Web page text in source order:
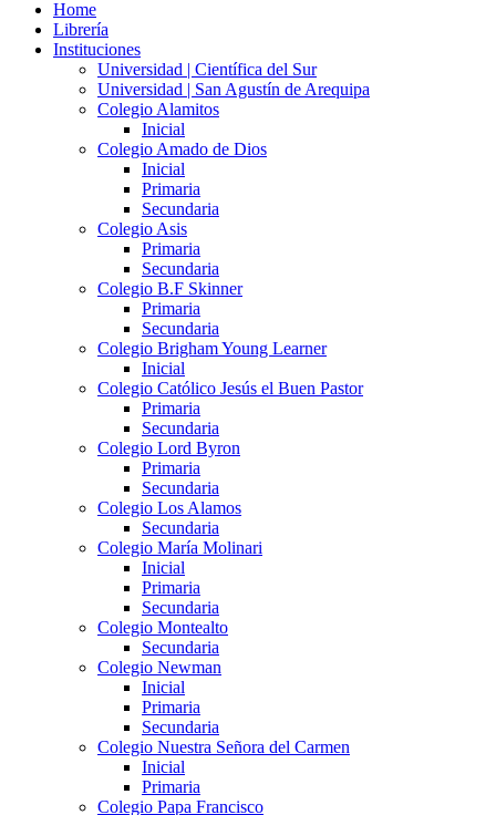
Home
Librería
Instituciones
Universidad | Científica del Sur
Universidad | San Agustín de Arequipa
Colegio Alamitos
Inicial
Colegio Amado de Dios
Inicial
Primaria
Secundaria
Colegio Asis
Primaria
Secundaria
Colegio B.F Skinner
Primaria
Secundaria
Colegio Brigham Young Learner
Inicial
Colegio Católico Jesús el Buen Pastor
Primaria
Secundaria
Colegio Lord Byron
Primaria
Secundaria
Colegio Los Alamos
Secundaria
Colegio María Molinari
Inicial
Primaria
Secundaria
Colegio Montealto
Secundaria
Colegio Newman
Inicial
Primaria
Secundaria
Colegio Nuestra Señora del Carmen
Inicial
Primaria
Colegio Papa Francisco